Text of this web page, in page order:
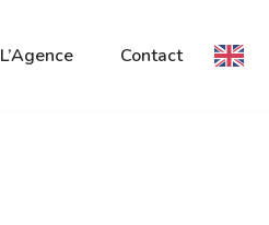
L’Agence Contact